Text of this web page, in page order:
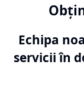
Echipa
servicii în